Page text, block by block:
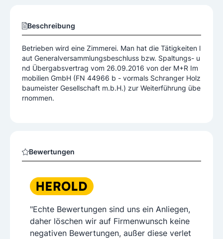
Beschreibung
Betrieben wird eine Zimmerei. Man hat die Tätigkeiten l
aut Generalversammlungsbeschluss bzw. Spaltungs- u
nd Übergabsvertrag vom 26.09.2016 von der M+R Im
mobilien GmbH (FN 44966 b - vormals Schranger Holz
baumeister Gesellschaft m.b.H.) zur Weiterführung übe
rnommen.
Bewertungen
"Echte Bewertungen sind uns ein Anliegen,
daher löschen wir auf Firmenwunsch keine
negativen Bewertungen, außer diese verlet